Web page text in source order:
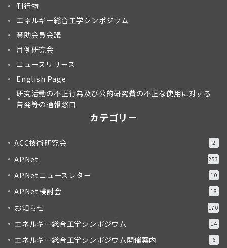
刊行物
エネルギー総合工学シンポジウム
賛助会員会議
月例研究会
ニュースリリース
English Page
研究活動の不正行為及び公的研究費の不正な使用に対する
告発等の通報窓口
カテゴリー
ACC技術研究会 2
APNet 253
APNetニュースレター 10
APNet検討会 18
お知らせ 170
エネルギー総合工学シンポジウム 14
エネルギー総合工学シンポジウム開催案内 6